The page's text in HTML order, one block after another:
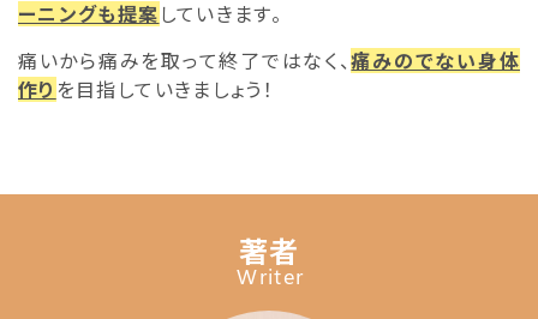
ーニングも提案 していきます。
痛いから痛みを取って終了ではなく、痛みのでない身体
作り を目指していきましょう！
著者
Writer